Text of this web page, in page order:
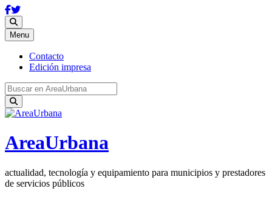
Menu Skip
to
content
Contacto
Edición impresa
Search
for:
AreaUrbana
actualidad, tecnología y equipamiento para municipios y prestadores
de servicios públicos